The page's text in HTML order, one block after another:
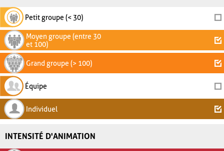
Petit groupe (< 30)
Moyen groupe (entre 30
et 100)
Grand groupe (> 100)
Équipe
Individuel
INTENSITÉ D'ANIMATION